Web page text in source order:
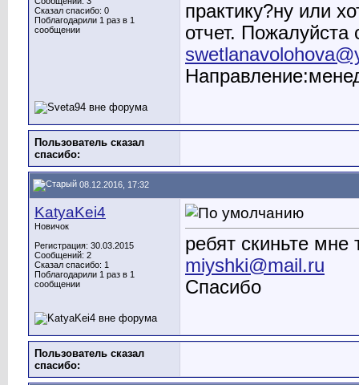
Сказал спасибо: 0
Поблагодарили 1 раз в 1
сообщении
практику?ну или
отчет. Пожалуйста
Пользователь сказал
cпасибо:
08.12.2016, 17:32
KatyaKei4
Новичок
Регистрация: 30.03.2015
Сообщений: 2
Сказал спасибо: 1
Поблагодарили 1 раз в 1
сообщении
ребят скиньте
miyshki@mail.ru
Спасибо
Пользователь сказал
cпасибо: